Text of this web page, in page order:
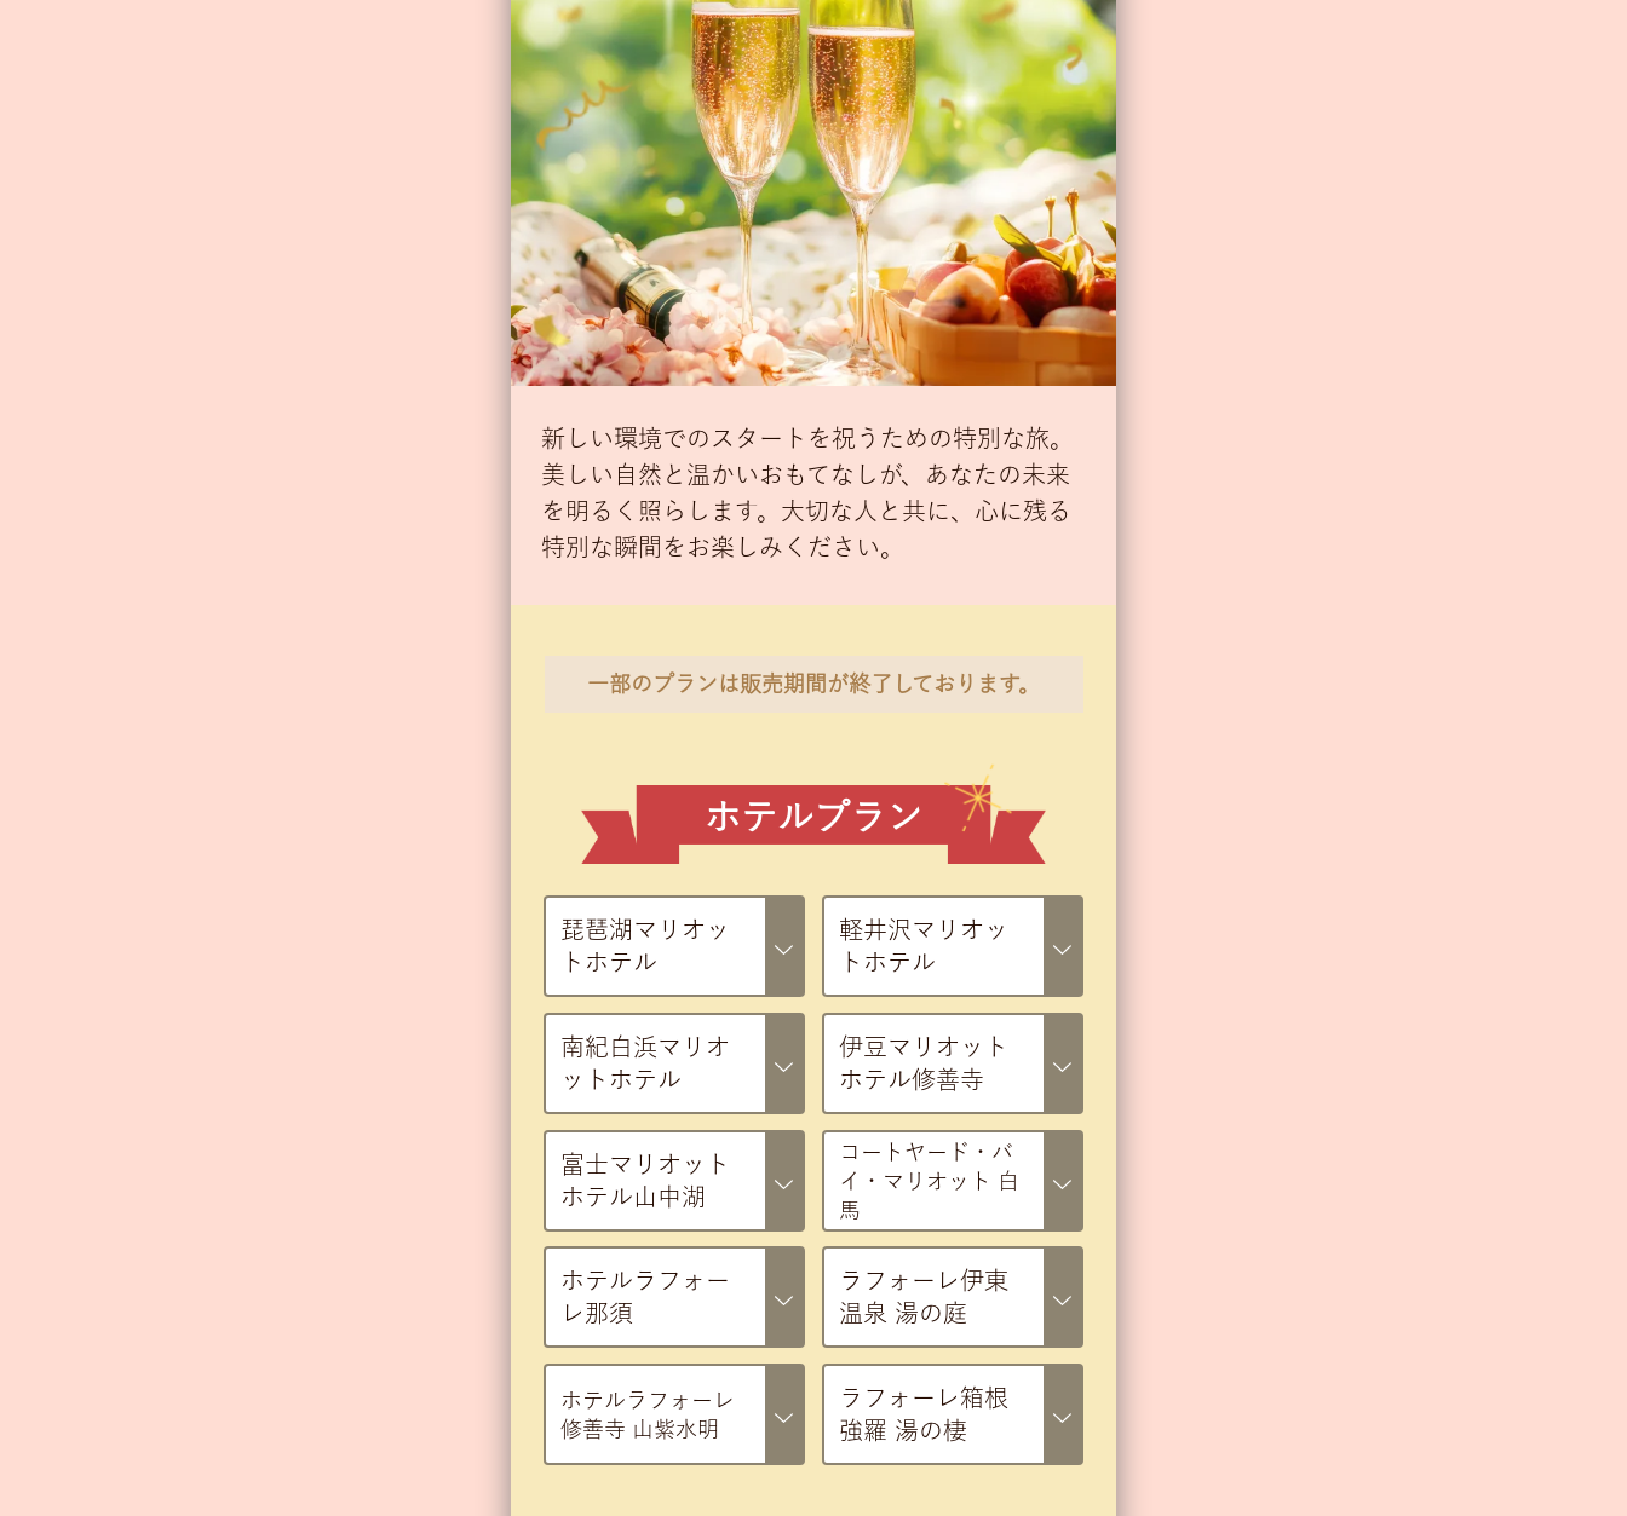
新しい環境でのスタートを祝うための特別な旅。
美しい自然と温かいおもてなしが、あなたの未来
を明るく照らします。大切な人と共に、心に残る
特別な瞬間をお楽しみください。
一部のプランは販売期間が終了しております。
ホテルプラン
琵琶湖マリオッ
トホテル
軽井沢マリオッ
トホテル
南紀白浜マリオ
ットホテル
伊豆マリオット
ホテル修善寺
富士マリオット
ホテル山中湖
コートヤード・バ
イ・マリオット 白
馬
ホテルラフォー
レ那須
ラフォーレ伊東
温泉 湯の庭
ホテルラフォーレ
修善寺 山紫水明
ラフォーレ箱根
強羅 湯の棲